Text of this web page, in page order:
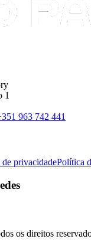
1
963 742 441
privacidadePolítica
os direitos